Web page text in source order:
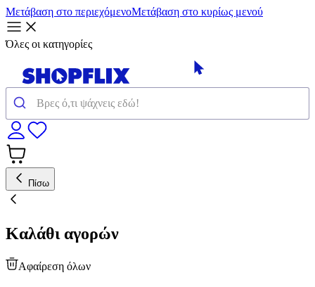
Μετάβαση στο περιεχόμενοΜετάβαση στο κυρίως μενού
Όλες οι κατηγορίες
Πίσω
Καλάθι αγορών
Αφαίρεση όλων